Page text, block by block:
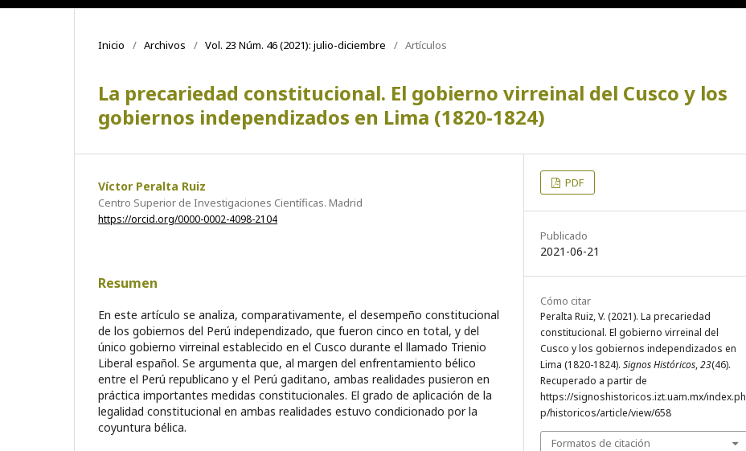
Inicio / Archivos / Vol. 23 Núm. 46 (2021): julio-diciembre / Artículos
La precariedad constitucional. El gobierno virreinal del Cusco y los
gobiernos independizados en Lima (1820-1824)
Víctor Peralta Ruiz
Centro Superior de Investigaciones Científicas. Madrid
https://orcid.org/0000-0002-4098-2104
Resumen
En este artículo se analiza, comparativamente, el desempeño constitucional
de los gobiernos del Perú independizado, que fueron cinco en total, y del
único gobierno virreinal establecido en el Cusco durante el llamado Trienio
Liberal español. Se argumenta que, al margen del enfrentamiento bélico
entre el Perú republicano y el Perú gaditano, ambas realidades pusieron en
práctica importantes medidas constitucionales. El grado de aplicación de la
legalidad constitucional en ambas realidades estuvo condicionado por la
coyuntura bélica.
PDF
Publicado
2021-06-21
Cómo citar
Peralta Ruiz, V. (2021). La precariedad
constitucional. El gobierno virreinal del
Cusco y los gobiernos independizados en
Lima (1820-1824). Signos Históricos,23(46).
Recuperado a partir de
https://signoshistoricos.izt.uam.mx/index.ph
p/historicos/article/view/658
Formatos de citación